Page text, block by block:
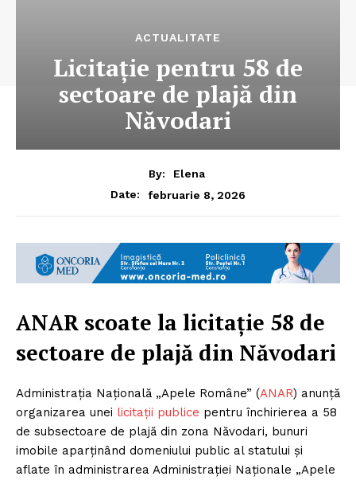
ACTUALITATE
Licitație pentru 58 de
sectoare de plajă din
Năvodari
By:
Elena
Date:
februarie 8, 2026
ANAR scoate la licitație 58 de
sectoare de plajă din Năvodari
Administrația Națională „Apele Române” (ANAR) anunță
organizarea unei licitații publice pentru închirierea a 58
de subsectoare de plajă din zona Năvodari, bunuri
imobile aparținând domeniului public al statului și
aflate în administrarea Administrației Naționale „Apele